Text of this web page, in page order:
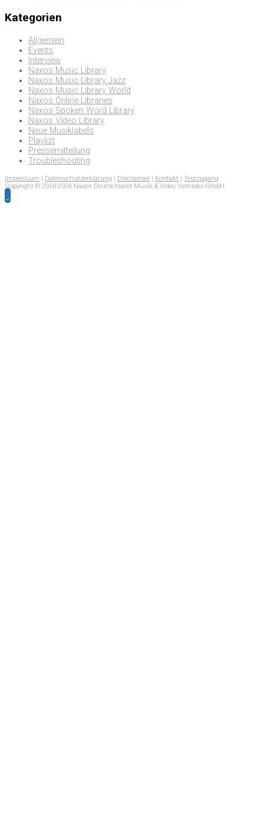
Kategorien
Allgemein
Events
Interview
Naxos Music Library
Naxos Music Library Jazz
Naxos Music Library World
Naxos Online Libraries
Naxos Spoken Word Library
Naxos Video Library
Neue Musiklabels
Playlist
Pressemitteilung
Troubleshooting
Impressum | Datenschutzerklärung | Disclaimer | Kontakt | Testzugang
Copyright © 2016-2026 Naxos Deutschland Musik & Video Vertriebs-GmbH